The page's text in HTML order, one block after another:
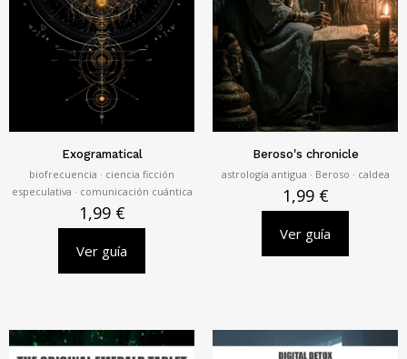
Exogramatical
biofrecuencia · ciencia ficción
especulativa · comunicación cuántica
1,99 €
Ver guía
Beroso's chronicle
astrología antigua · Beroso · caldea
1,99 €
Ver guía